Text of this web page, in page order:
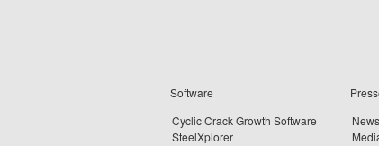
Software
Cyclic Crack Growth Software
SteelXplorer
News